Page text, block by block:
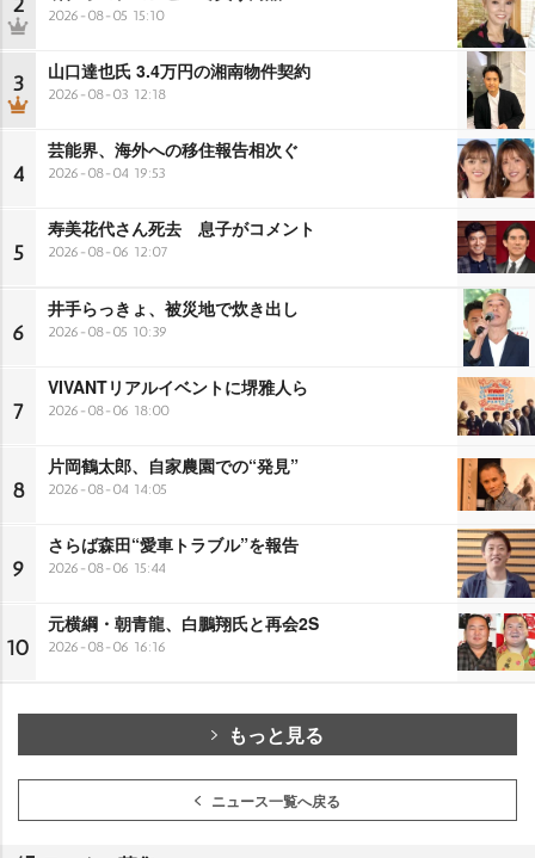
2026-08-05 15:10
3 山口達也氏 3.4万円の湘南物件契約
2026-08-03 12:18
4
芸能界、海外への移住報告相次ぐ
2026-08-04 19:53
5
寿美花代さん死去 息子がコメント
2026-08-06 12:07
6
井手らっきょ、被災地で炊き出し
2026-08-05 10:39
7
VIVANTリアルイベントに堺雅人ら
2026-08-06 18:00
8
片岡鶴太郎、自家農園での“発見”
2026-08-04 14:05
9
さらば森田“愛車トラブル”を報告
2026-08-06 15:44
10
元横綱・朝青龍、白鵬翔氏と再会2S
2026-08-06 16:16
もっと見る
ニュース一覧へ戻る